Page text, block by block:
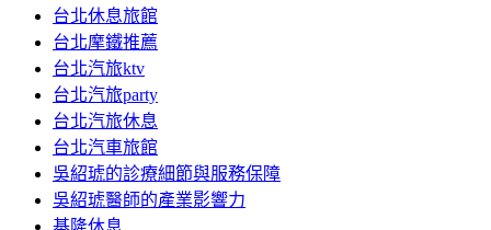
台北休息旅館
台北摩鐵推薦
台北汽旅ktv
台北汽旅party
台北汽旅休息
台北汽車旅館
吳紹琥的診療細節與服務保障
吳紹琥醫師的產業影響力
基隆休息